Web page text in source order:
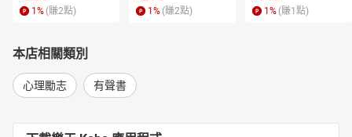
1 % (賺2點) 1 % (賺2點) 1 % (賺1 點)
本店相關類別
心理勵志 有聲書